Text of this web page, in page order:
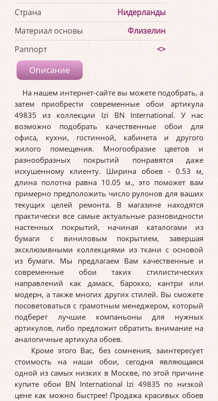
Страна
Нидерланды
Материал основы
Флизелин
Раппорт
<>
Описание
На нашем интернет-сайте вы можете подобрать, а
затем приобрести современные обои артикула
49835 из коллекции Izi BN International. У нас
возможно подобрать качественные обои для
офиса, кухни, гостинной, кабинета и другого
жилого помещения. Многообразие цветов и
разнообразных покрытий понравятся даже
искушенному клиенту. Ширина обоев - 0.53 м,
длина полотна равна 10.05 м., это поможет вам
примерно предположить число рулонов для ваших
текущих целей ремонта. В магазине находятся
практически все самые актуальные разновидности
настенных покрытий, начиная каталогами из
бумаги с виниловым покрытием, завершая
эксклюзивными коллекциями из ткани c основой
из бумаги. Мы предлагаем Вам качественные и
современные обои таких стилистических
направлений как дамаск, барокко, кантри или
модерн, а также многих других стилей. Вы сможете
посоветоваться с грамотным менеджером, который
подберет лучшие компаньоны для нужных
артикулов, либо предложит обратить внимание на
аналогичные артикула обоев.
Кроме этого Вас, без сомнения, заинтересует
стоимость на наши обои, сегодня являющаяся
одной из самых низких в Москве, по этой причине
купите обои BN International Izi 49835 по низкой
цене как можно быстрее! Продажа красивых обоев